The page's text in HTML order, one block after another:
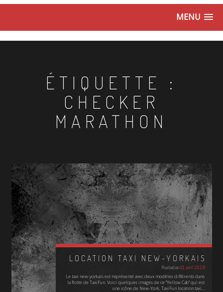
MENU
ÉTIQUETTE :
CHECKER
MARATHON
LOCATION TAXI NEW-YORKAIS
Posted on21 avril 2019
Le taxi new-yorkais est représenté avec deux modèles différents dans
la flotte de TaxiFun. Voici quelques images de ce "Yellow Cab" qui est
une icône de New-York. TaxiFun location taxi…